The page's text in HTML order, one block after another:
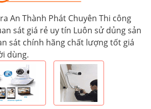
An Thành Phát Chuyên Thi công
sát giá rẻ uy tín Luôn sử dủng sản
sát chính hãng chất lượng tốt giá
dùng.